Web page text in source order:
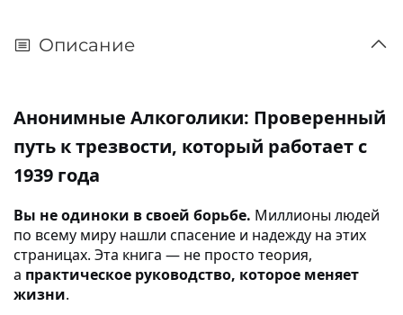
Описание
Анонимные Алкоголики: Проверенный
путь к трезвости, который работает с
1939 года
Вы не одиноки в своей борьбе. Миллионы людей
по всему миру нашли спасение и надежду на этих
страницах. Эта книга — не просто теория,
а практическое руководство, которое меняет
жизни.